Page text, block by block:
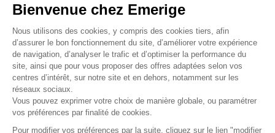
Emerige
Recrutement
Vendre un terrain
Proposer vos services